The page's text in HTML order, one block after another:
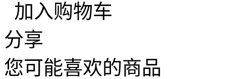
加入购物车
分享
您可能喜欢的商品